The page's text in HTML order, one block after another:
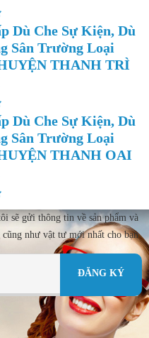
Dù Che Sự Kiện, Dù
Sân Trường Loại
THANH TRÌ
Dù Che Sự Kiện, Dù
Sân Trường Loại
THANH OAI
sẽ gửi thông tin về sản phẩm và
như vật tư mới nhất cho bạn